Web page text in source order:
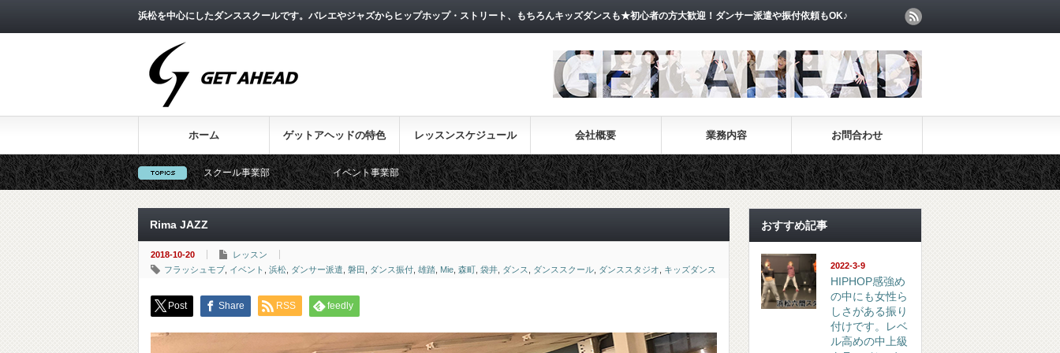
浜松を中心にしたダンススクールです。バレエやジャズからヒップホップ・ストリート、もちろんキッズダンスも★初心者の方大歓迎！ダンサー派遣や振付依頼もOK♪
ホーム ゲットアヘッドの特色 レッスンスケジュール 会社概要 業務内容 お問合わせ
フェラーCM出演!!! スクール事業部 イベント事業部
Rima JAZZ
2018-10-20
レッスン
フラッシュモブ イベント 浜松 ダンサー派遣 磐田 ダンス振付 雄踏 Mie 森町 袋井 ダンス ダンススクール ダンススタジオ キッズダンス
Post Share RSS feedly
おすすめ記事
2022-3-9
HIPHOP感強め
の中にも女性ら
しさがある振り
付けです。レベ
ル高めの中上級